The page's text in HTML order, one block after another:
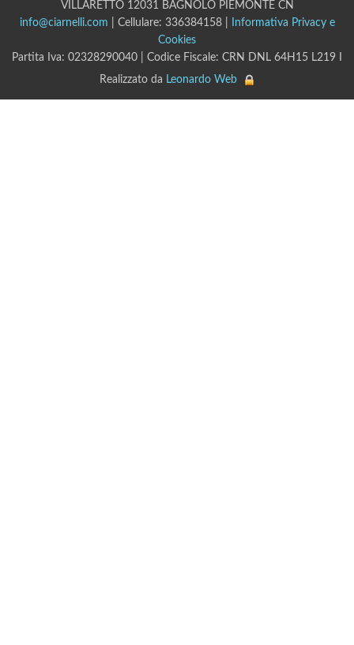
VILLARETTO 12031 BAGNOLO PIEMONTE CN
info@ciarnelli.com | Cellulare: 336384158 |
Informativa Privacy e
Cookies
Partita Iva: 02328290040 | Codice Fiscale: CRN DNL 64H15 L219 I
Realizzato da Leonardo Web